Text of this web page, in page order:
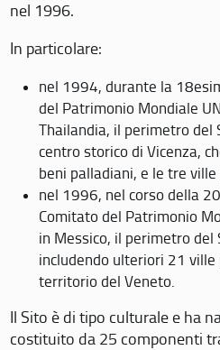
nel 1996.
In particolare:
nel 1994, durante la
del Patrimonio Mondiale
Thailandia, il perimetro del
centro storico di Vicenza,
beni palladiani, e le tre
nel 1996, nel corso della
Comitato del Patrimonio
in Messico, il perimetro del
includendo ulteriori 21
territorio del Veneto.
Il Sito è di tipo culturale e ha
costituito da 25 componenti